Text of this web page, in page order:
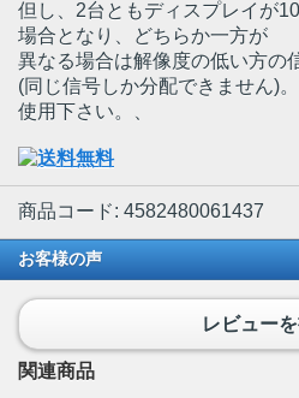
但し、2台ともディスプレイが
場合となり、どちらか一方が
異なる場合は解像度の低い方の
(同じ信号しか分配できません)
使用下さい。、
商品コード: 4582480061437
お客様の声
レビューを
関連商品